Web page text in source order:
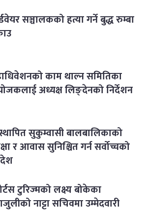
सञ्चालकको हत्या गर्ने बुद्ध रुम्बा
काम थाल्न समितिका
अध्यक्ष लिङ्देनको निर्देशन
सुकुम्वासी बालबालिकाको
र आवास सुनिश्चित गर्न सर्वोच्चको
टुरिज्मको लक्ष्य बोकेका
नाट्टा सचिवमा उम्मेदवारी